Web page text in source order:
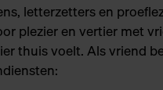
letterzetters en
plezier en vertier met
thuis voelt. Als vriend